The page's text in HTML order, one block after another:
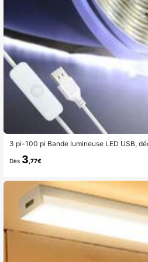
3 pi-100 pi Bande lumineuse LED USB,
uton de contrôle, installation facile,
le couloir, les étagères, l'éclairage du
Dès 3 ,77€